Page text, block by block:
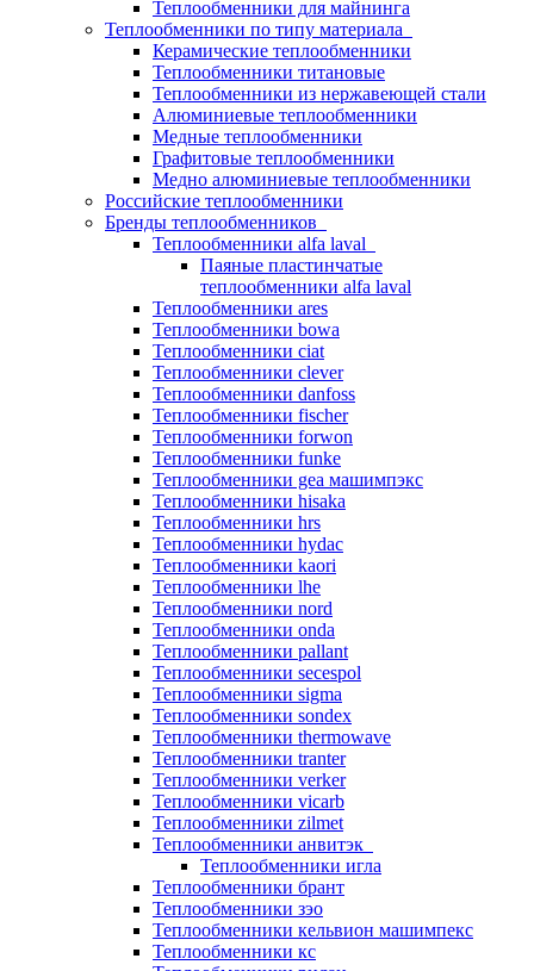
Теплообменники для майнинга
Теплообменники по типу материала
Керамические теплообменники
Теплообменники титановые
Теплообменники из нержавеющей стали
Алюминиевые теплообменники
Медные теплообменники
Графитовые теплообменники
Медно алюминиевые теплообменники
Российские теплообменники
Бренды теплообменников
Теплообменники alfa laval
Паяные пластинчатые
теплообменники alfa laval
Теплообменники ares
Теплообменники bowa
Теплообменники ciat
Теплообменники clever
Теплообменники danfoss
Теплообменники fischer
Теплообменники forwon
Теплообменники funke
Теплообменники gea машимпэкс
Теплообменники hisaka
Теплообменники hrs
Теплообменники hydac
Теплообменники kaori
Теплообменники lhe
Теплообменники nord
Теплообменники onda
Теплообменники pallant
Теплообменники secespol
Теплообменники sigma
Теплообменники sondex
Теплообменники thermowave
Теплообменники tranter
Теплообменники verker
Теплообменники vicarb
Теплообменники zilmet
Теплообменники анвитэк
Теплообменники игла
Теплообменники брант
Теплообменники зэо
Теплообменники кельвион машимпекс
Теплообменники кс